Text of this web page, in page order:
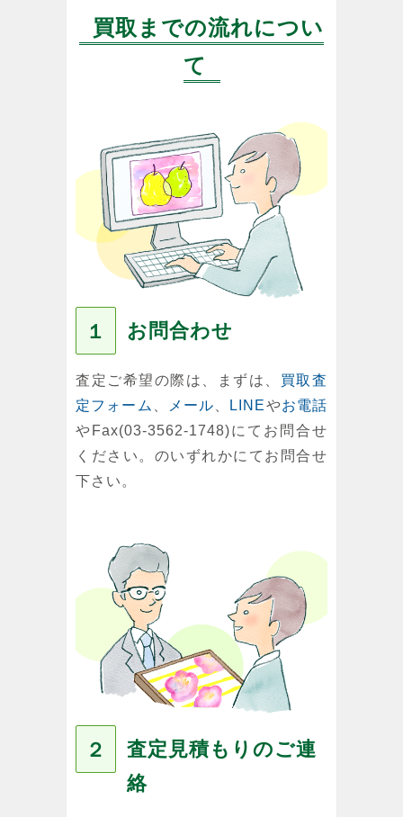
買取までの流れについ
て
１ お問合わせ
査定ご希望の際は、まずは、 買取査
定フォーム
メール LINEやお電話
やFax(03-3562-1748)にてお問合せ
ください。のいずれかにてお問合せ
下さい。
２
査定見積もりのご連
絡